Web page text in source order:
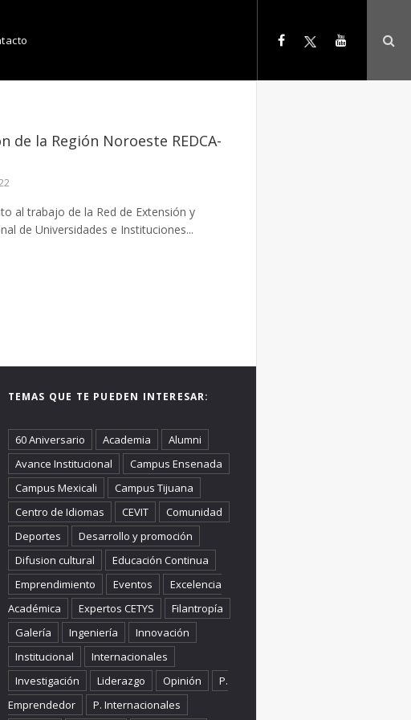
de la Región Noroeste REDCA-
al trabajo de la Red de Extensión y
de Universidades e Instituciones...
TEMAS QUE TE PUEDEN INTERESAR:
60 Aniversario Academia
Alumni
Avance Institucional
Campus Ensenada
Campus Mexicali
Campus Tijuana
Centro de Idiomas
CEVIT
Comunidad
Deportes
Desarrollo y promoción
Difusion cultural
Educación Continua
Emprendimiento
Eventos
Excelencia
Académica
Expertos CETYS
Filantropía
Galería
Ingeniería
Innovación
Institucional
Internacionales
Investigación
Liderazgo Opinión
P.
Emprendedor
P. Internacionales